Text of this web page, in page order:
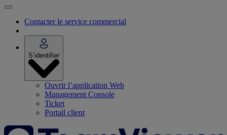
Contacter le service commercial
S’identifier
Ouvrir l’application Web
Management Console
Ticket
Portail client